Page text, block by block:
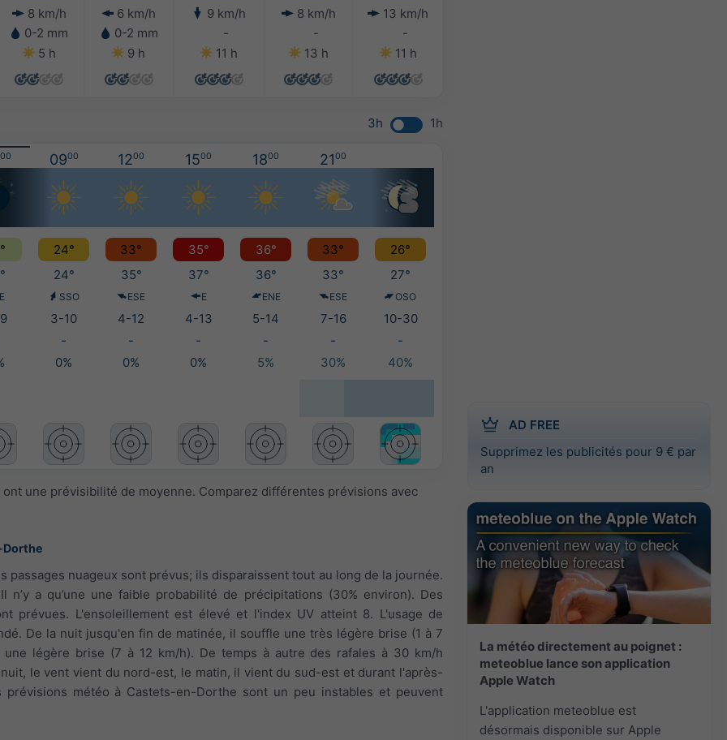
AD FREE
Supprimez les publicités pour 9 € par
an
La météo directement au poignet :
meteoblue lance son application
Apple Watch
L'application meteoblue est
désormais disponible sur Apple
8 km/h
0-2 mm
5 h
6 km/h
0-2 mm
9 h
9 km/h
-
11 h
8 km/h
-
13 h
13 km/h
-
11 h
3h 1h
00 0900 1200 1500 1800 2100
24° 33° 35° 36° 33°
26°
24° 35° 37° 36° 33° 27°
E SSO ESE E ENE ESE OSO
3-10 4-12 4-13 5-14 7-16
10-30
- - - - -
-
0% 0% 0% 5% 30% 40%
une prévisibilité de moyenne. Comparez différentes prévisions avec
Dorthe
passages nuageux sont prévus; ils disparaissent tout au long de la journée.
n’y a qu’une une faible probabilité de précipitations (30% environ). Des
prévues. L'ensoleillement est élevé et l'index UV atteint 8. L'usage de
De la nuit jusqu'en fin de matinée, il souffle une très légère brise (1 à 7
légère brise (7 à 12 km/h). De temps à autre des rafales à 30 km/h
le vent vient du nord-est, le matin, il vient du sud-est et durant l'après-
météo à Castets-en-Dorthe sont un peu instables et peuvent